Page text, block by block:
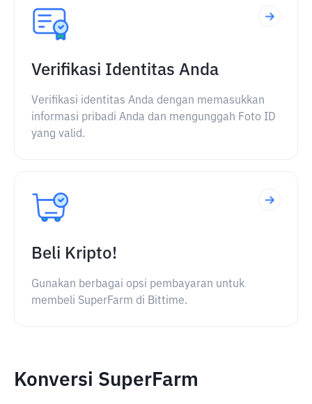
Verifikasi Identitas Anda
Verifikasi identitas Anda dengan memasukkan
informasi pribadi Anda dan mengunggah Foto ID
yang valid.
Beli Kripto!
Gunakan berbagai opsi pembayaran untuk
membeli SuperFarm di Bittime.
Konversi SuperFarm